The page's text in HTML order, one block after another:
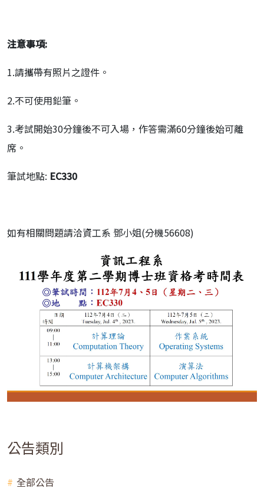
注意事項:
1.請攜帶有照片之證件。
2.不可使用鉛筆。
3.考試開始30分鐘後不可入場，作答需滿60分鐘後始可離
席。
筆試地點: EC330
如有相關問題請洽資工系 鄧小姐(分機56608)
公告類別
全部公告